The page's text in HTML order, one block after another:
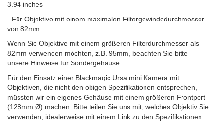
3.94 inches
- Für Objektive mit einem maximalen Filtergewindedurchmesser
von 82mm
Wenn Sie Objektive mit einem größeren Filterdurchmesser als
82mm verwenden möchten, z.B. 95mm, beachten Sie bitte
unsere Hinweise für Sondergehäuse:
Für den Einsatz einer Blackmagic Ursa mini Kamera mit
Objektiven, die nicht den obigen Spezifikationen entsprechen,
müssten wir ein eigenes Gehäuse mit einem größeren Frontport
(128mm Ø) machen. Bitte teilen Sie uns mit, welches Objektiv Sie
verwenden, idealerweise mit einem Link zu den Spezifikationen